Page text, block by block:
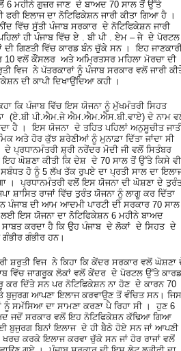
6 ਮਹੀਨੇ ਗੁਜ਼ਰ ਜਾਣ ਦੇ ਬਾਅਦ 70 ਸਾਲ ਤੋਂ ਉੱਤੇ
ਇਲਾਜ ਦਾ ਨੋਟਿਫਿਕੇਸ਼ਨ ਜਾਰੀ ਕੀਤਾ ਗਿਆ ਹੈ ।
ਵਿੱਚ ਸੁੱਤੀ ਪੰਜਾਬ ਸਰਕਾਰ ਦੇ ਨੋਟਿਫਿਕੇਸ਼ਨ ਜਾਰੀ
ਹੀ ਪੰਜਾਬ ਵਿੱਚ ਏ . ਬੀ ਪੀ . ਏਮ – ਜੇ ਦੇ ਪੋਰਟਲ
ਦੀ ਗਿਣਤੀ ਵਿੱਚ ਕਾਰਡ ਬੰਨ ਚੁੱਕੇ ਸਨ । ਇਹ
10 ਵਲੋਂ ਕੌਂਸਲਰ ਅਤੇ ਅਮ੍ਰਿਤਸਰ ਮਹਿਲਾ ਮੋਰਚਾ ਦੀ
ਵਿਜ ਨੇ ਪੱਤਰਕਾਰਾਂ ਨੂੰ ਪੰਜਾਬ ਸਰਕਾਰ ਵਲੋਂ ਜਾਰੀ
ਦੀ ਕਾਪੀ ਦਿਖਾਉਂਦਿਆ ਕਹੀ ।
ਕਿ ਪੰਜਾਬ ਵਿੱਚ ਇਸ ਯੋਜਨਾ ਨੂੰ ਮੁੱਖਮੰਤਰੀ ਸਿਹਤ
(ਏ.ਬੀ ਪੀ.ਐਮ.ਜੇ ਐਮ.ਐਮ.ਐਸ.ਬੀ.ਵਾਏ) ਦੇ ਨਾਮ
ਹੈ । ਇਸ ਯੋਜਨਾ ਦੇ ਤਹਿਤ ਪਹਿਲਾਂ ਅਨੁਸੂਚੀਤ
ਅਤੇ ਹੋਰ ਕੁੱਝ ਸ਼ਰੇਣੀਆਂ ਨੂੰ ਮੁਨਾਫ਼ਾ ਦਿੱਤਾ ਜਾਂਦਾ ਸੀ
ਪ੍ਰਧਾਨਮੰਤਰੀ ਸ਼੍ਰੀ ਨਰੇਂਦਰ ਮੋਦੀ ਜੀ ਵਲੋਂ ਸਿਤੰਬਰ
ਇਹ ਘੋਸ਼ਣਾ ਕੀਤੀ ਕਿ ਦੇਸ਼ ਦੇ 70 ਸਾਲ ਤੋਂ ਉੱਤੇ ਕਿਸੇ ਵੀ
ਹੋ ਨੂੰ 5 ਲੱਖ ਤੱਕ ਰੁਪਏ ਦਾ ਪ੍ਰਤੀ ਸਾਲ ਦਾ
। ਪ੍ਰਧਾਨਮੰਤਰੀ ਵਲੋਂ ਇਸ ਯੋਜਨਾ ਦੀ ਘੋਸ਼ਣਾ ਦੇ
ਸ਼ਾਸਿਤ ਰਾਜਾਂ ਵਿੱਚ ਤੁਰੰਤ ਯੋਜਨਾ ਨੂੰ ਲਾਗੂ ਕਰ ਦਿੱਤਾ
ਪੰਜਾਬ ਦੀ ਆਮ ਆਦਮੀ ਪਾਰਟੀ ਦੀ ਸਰਕਾਰ 70 ਸਾਲ
ਇਸ ਯੋਜਨਾ ਦਾ ਨੋਟਿਫਿਕੇਸ਼ਨ 6 ਮਹੀਨੇ ਬਾਅਦ
ਕਰਦਾ ਹੈ ਕਿ ਉਹ ਪੰਜਾਬ ਦੇ ਲੋਕਾਂ ਦੇ ਸਿਹਤ ਦੇ
ਗੰਭੀਰ ਗੰਭੀਰ ਹਨ।
ਸ਼ਰੁਤੀ ਵਿਜ ਨੇ ਕਿਹਾ ਕਿ ਕੇਂਦਰ ਸਰਕਾਰ ਵਲੋਂ ਘੋਸ਼ਣਾ
ਵਿੱਚ ਜਾਗਰੂਕ ਲੋਕਾਂ ਵਲੋਂ ਕੇਂਦਰ ਦੇ ਪੋਰਟਲ ਉੱਤੇ ਕਾਰਡ
ਕਰ ਦਿੱਤੇ ਸਨ ਪਰ ਨੋਟਿਫਿਕੇਸ਼ਨ ਨਾ ਹੋਣ ਦੇ ਕਾਰਨ 70
ਬੁਜੁਰਗ ਆਪਣਾ ਇਲਾਜ ਕਰਵਾਉਣ ਤੋਂ ਵੰਚਿਤ ਸਨ। ਜਿਸ
ਨੂੰ ਸਮੱਸਿਆ ਦਾ ਸਾਮਣਾ ਕਰਣਾ ਪੈ ਰਿਹਾ ਸੀ । ਹੁਣ 6
ਜਦੋਂ ਸਰਕਾਰ ਵਲੋਂ ਇਹ ਨੋਟਿਫਿਕੇਸ਼ਨ ਕੱਢਿਆ ਗਿਆ
ਬੁਜੁਰਗ ਬਿਨਾਂ ਇਲਾਜ ਦੇ ਹੀ ਬੈਠੇ ਹੋਏ ਸਨ ਜਾਂ ਆਪਣੀ
ਖਰਚ ਕਰਕੇ ਇਲਾਜ ਕਰਵਾ ਚੁੱਕੇ ਸਨ ਜਾਂ ਹੋਰ ਰਾਜਾਂ ਵਲੋਂ